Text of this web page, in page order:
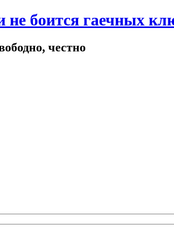
не боится гаечных
честно